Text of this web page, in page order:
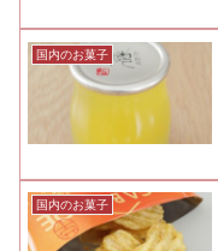
国内のお菓子
国内のお菓子